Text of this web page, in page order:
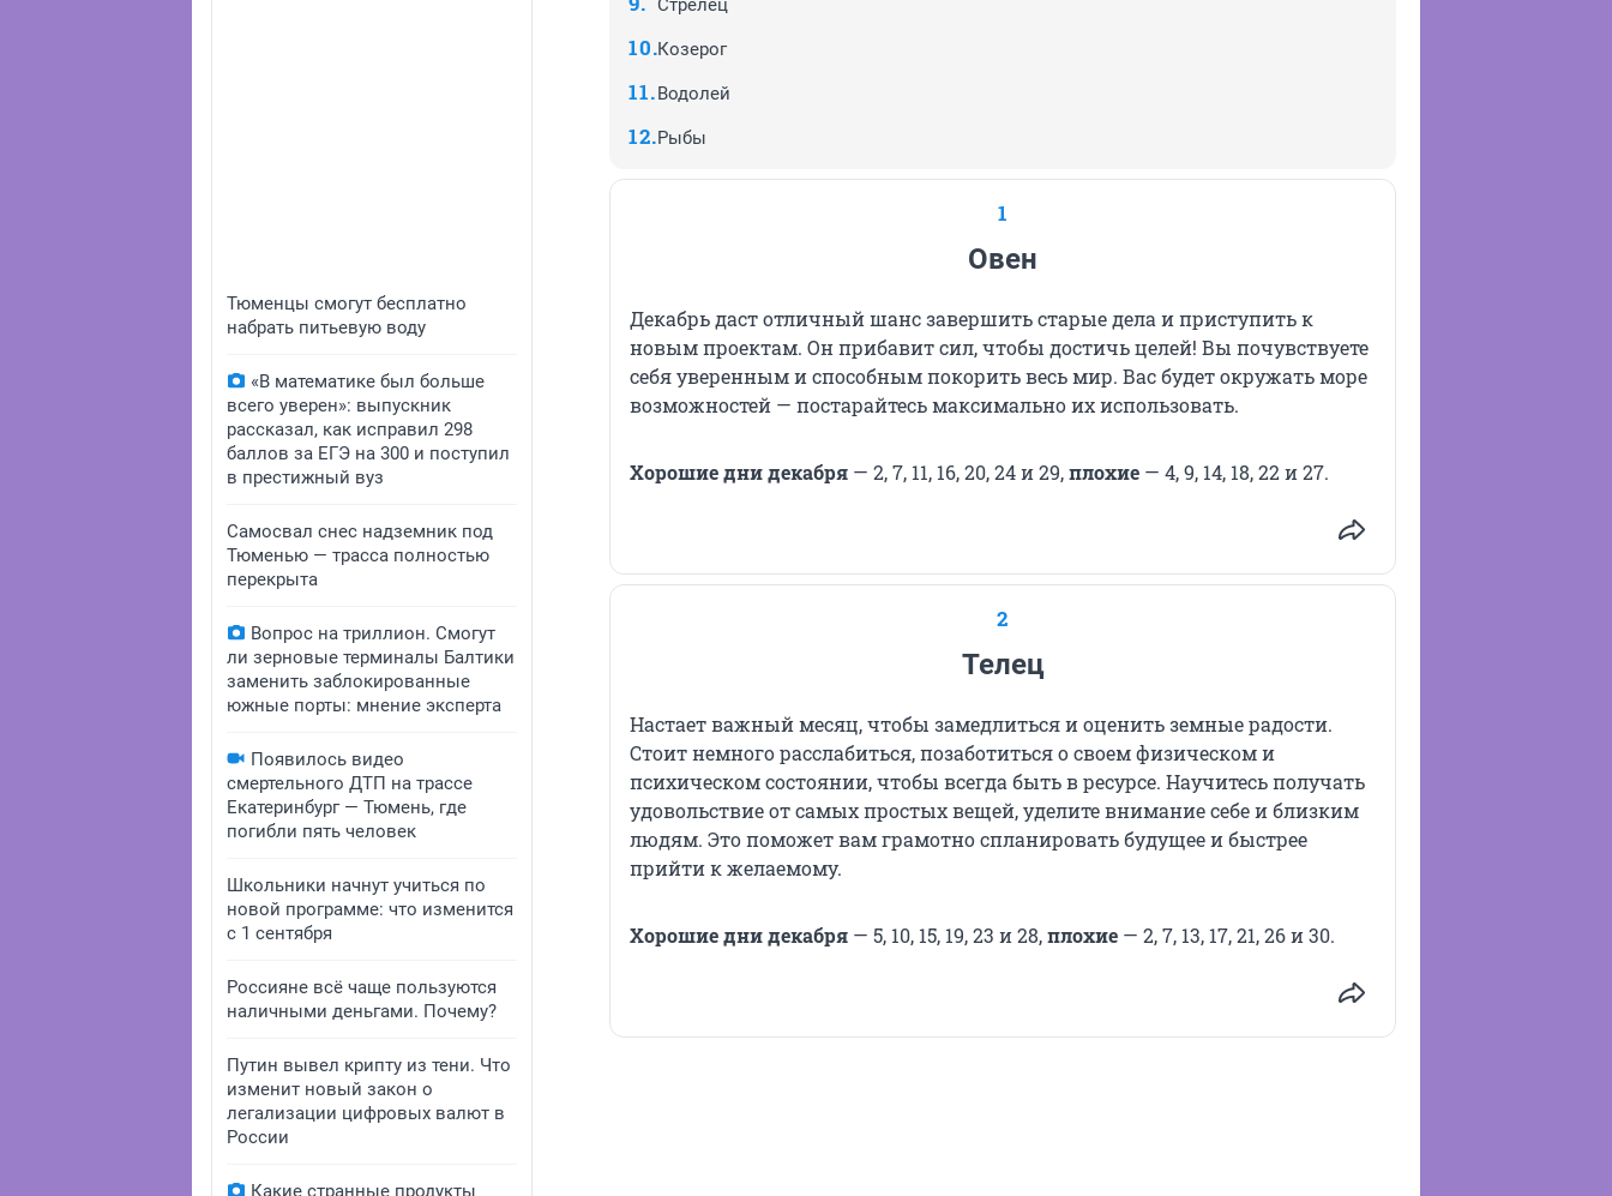
Тюменцы смогут бесплатно
набрать питьевую воду
«В математике был больше
всего уверен»: выпускник
рассказал, как исправил 298
баллов за ЕГЭ на 300 и поступил
в престижный вуз
Самосвал снес надземник под
Тюменью — трасса полностью
перекрыта
Вопрос на триллион. Смогут
ли зерновые терминалы Балтики
заменить заблокированные
южные порты: мнение эксперта
Появилось видео
смертельного ДТП на трассе
Екатеринбург — Тюмень, где
погибли пять человек
Школьники начнут учиться по
новой программе: что изменится
с 1 сентября
Россияне всё чаще пользуются
наличными деньгами. Почему?
Путин вывел крипту из тени. Что
изменит новый закон о
легализации цифровых валют в
России
Какие странные продукты
Стрелец
Козерог
Водолей
Рыбы
1
Овен
Декабрь даст отличный шанс завершить старые дела и приступить к
новым проектам. Он прибавит сил, чтобы достичь целей! Вы почувствуете
себя уверенным и способным покорить весь мир. Вас будет окружать море
возможностей — постарайтесь максимально их использовать.
Хорошие дни декабря — 2, 7, 11, 16, 20, 24 и 29,плохие — 4, 9, 14, 18, 22 и 27.
2
Телец
Настает важный месяц, чтобы замедлиться и оценить земные радости.
Стоит немного расслабиться, позаботиться о своем физическом и
психическом состоянии, чтобы всегда быть в ресурсе. Научитесь получать
удовольствие от самых простых вещей, уделите внимание себе и близким
людям. Это поможет вам грамотно спланировать будущее и быстрее
прийти к желаемому.
Хорошие дни декабря — 5, 10, 15, 19, 23 и 28,плохие — 2, 7, 13, 17, 21, 26 и 30.